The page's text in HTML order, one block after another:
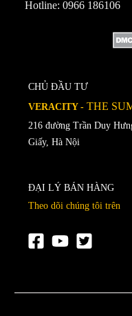
Hotline: 0966 186106
CHỦ ĐẦU TƯ
VERACITY - THE
216 đường Trần Duy
Giấy, Hà Nội
ĐẠI LÝ BÁN HÀNG
Theo dõi chúng tôi trên